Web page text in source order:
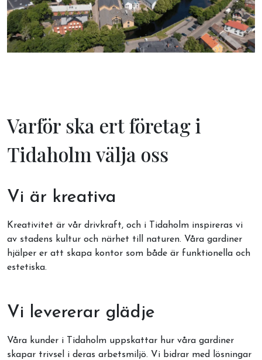
Varför ska ert företag i
Tidaholm välja oss
Vi är kreativa
Kreativitet är vår drivkraft, och i Tidaholm inspireras vi
av stadens kultur och närhet till naturen. Våra gardiner
hjälper er att skapa kontor som både är funktionella och
estetiska.
Vi levererar glädje
Våra kunder i Tidaholm uppskattar hur våra gardiner
skapar trivsel i deras arbetsmiljö. Vi bidrar med lösningar